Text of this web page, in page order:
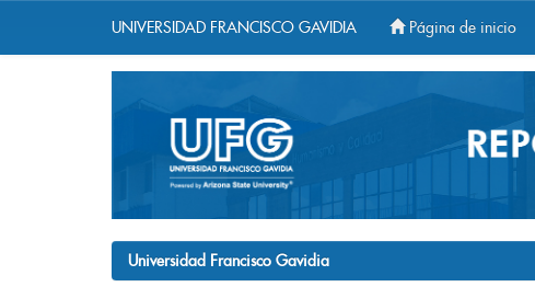
UNIVERSIDAD FRANCISCO GAVIDIA Página de inicio
Universidad Francisco Gavidia